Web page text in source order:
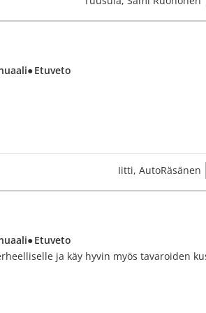
● Etuveto
Iitti, AutoRäsänen
● Etuveto
ja käy hyvin myös tavaroiden